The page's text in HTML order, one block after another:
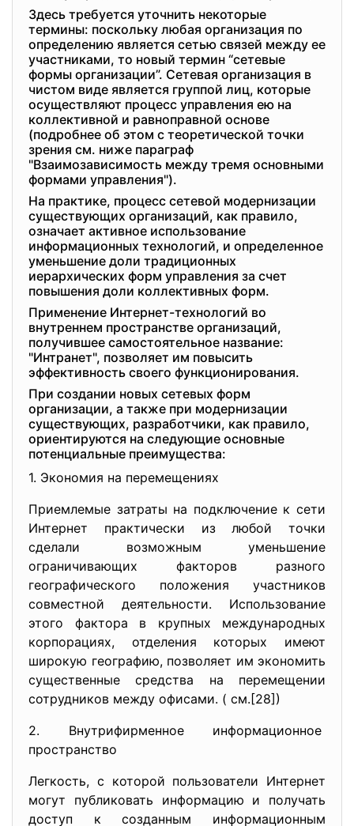
Здесь требуется уточнить некоторые
термины: поскольку любая организация по
определению является сетью связей между ее
участниками, то новый термин “сетевые
формы организации”. Сетевая организация в
чистом виде является группой лиц, которые
осуществляют процесс управления ею на
коллективной и равноправной основе
(подробнее об этом с теоретической точки
зрения см. ниже параграф
"Взаимозависимость между тремя основными
формами управления").
На практике, процесс сетевой модернизации
существующих организаций, как правило,
означает активное использование
информационных технологий, и определенное
уменьшение доли традиционных
иерархических форм управления за счет
повышения доли коллективных форм.
Применение Интернет-технологий во
внутреннем пространстве организаций,
получившее самостоятельное название:
"Интранет", позволяет им повысить
эффективность своего функционирования.
При создании новых сетевых форм
организации, а также при модернизации
существующих, разработчики, как правило,
ориентируются на следующие основные
потенциальные преимущества:
1. Экономия на перемещениях
Приемлемые затраты на подключение к сети
Интернет практически из любой точки
сделали возможным уменьшение
ограничивающих факторов разного
географического положения участников
совместной деятельности. Использование
этого фактора в крупных международных
корпорациях, отделения которых имеют
широкую географию, позволяет им экономить
существенные средства на перемещении
сотрудников между офисами. ( см.[28])
2. Внутрифирменное информационное
пространство
Легкость, с которой пользователи Интернет
могут публиковать информацию и получать
доступ к созданным информационным